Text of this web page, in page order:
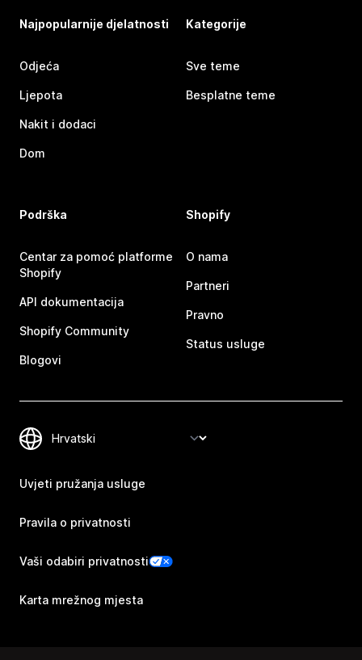
Najpopularnije djelatnosti
Odjeća
Ljepota
Nakit i dodaci
Dom
Kategorije
Sve teme
Besplatne teme
Podrška
Centar za pomoć platforme
Shopify
API dokumentacija
Shopify Community
Blogovi
Shopify
O nama
Partneri
Pravno
Status usluge
Uvjeti pružanja usluge
Pravila o privatnosti
Vaši odabiri privatnosti
Karta mrežnog mjesta